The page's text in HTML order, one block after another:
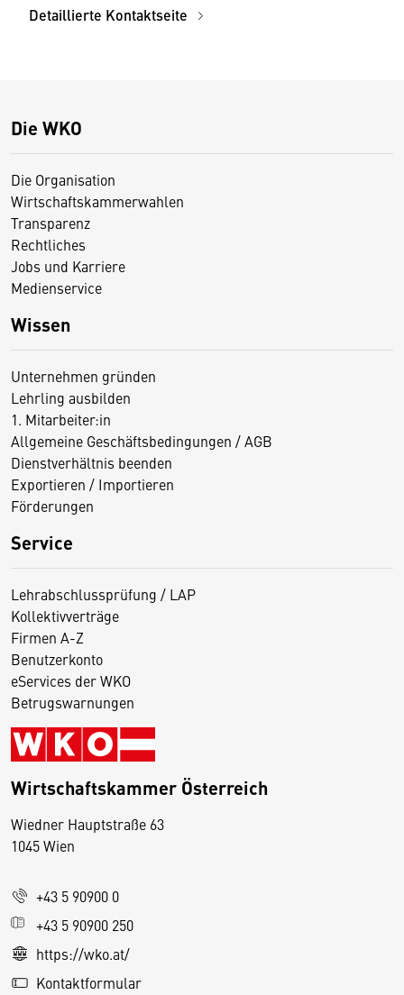
Detaillierte Kontaktseite
Die WKO
Die Organisation
Wirtschaftskammerwahlen
Transparenz
Rechtliches
Jobs und Karriere
Medienservice
Wissen
Unternehmen gründen
Lehrling ausbilden
1. Mitarbeiter:in
Allgemeine Geschäftsbedingungen / AGB
Dienstverhältnis beenden
Exportieren / Importieren
Förderungen
Service
Lehrabschlussprüfung / LAP
Kollektivverträge
Firmen A-Z
Benutzerkonto
eServices der WKO
Betrugswarnungen
Wirtschaftskammer Österreich
Wiedner Hauptstraße 63
1045 Wien
+43 5 90900 0
+43 5 90900 250
https://wko.at/
Kontaktformular
D
s
e
S
e